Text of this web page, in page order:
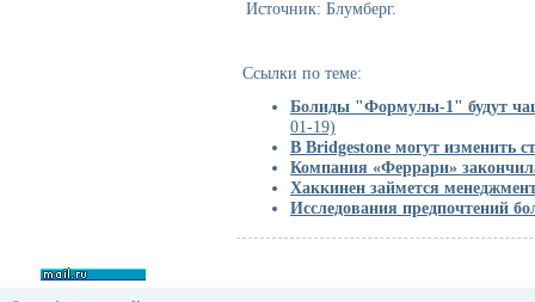
Источник: Блумберг.
Ссылки по теме:
Болиды "Формулы-1" будут
01-19)
В Bridgestone могут изменить
Компания «Феррари»
Хаккинен займется
Исследования предпочтений